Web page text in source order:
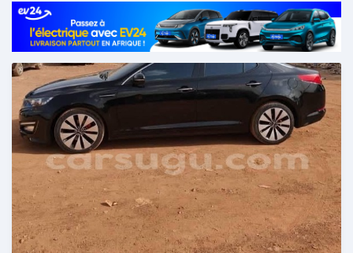
Publié il y a environ 2 mois